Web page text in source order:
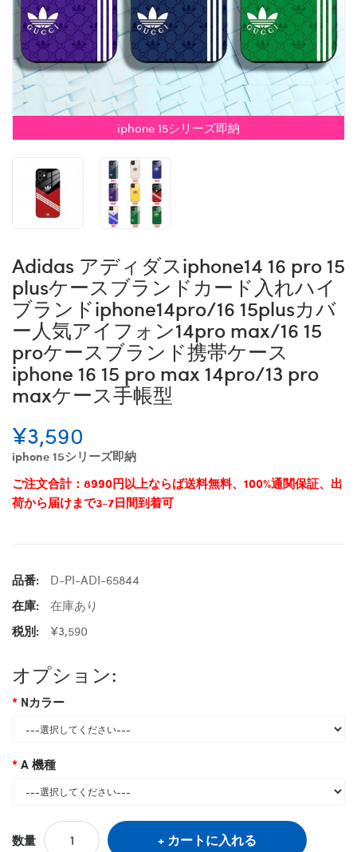
iphone 15シリーズ即納
Adidas アディダスiphone14 16 pro 15
plusケースブランドカード入れハイ
ブランドiphone14pro/16 15plusカバ
ー人気アイフォン14pro max/16 15
proケースブランド携帯ケース
iphone 16 15 pro max 14pro/13 pro
maxケース手帳型
¥3,590
iphone 15シリーズ即納
ご注文合計：8990円以上ならば送料無料、100%通関保証、出
荷から届けまで3-7日間到着可
品番:
D-PI-ADI-65844
在庫:
在庫あり
税別:
¥3,590
オプション:
Nカラー
A 機種
数量 カートに入れる